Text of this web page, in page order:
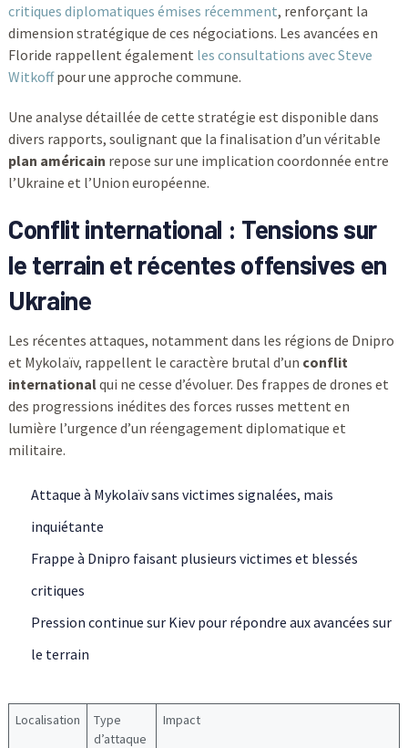
critiques diplomatiques émises récemment, renforçant la
dimension stratégique de ces négociations. Les avancées en
Floride rappellent également les consultations avec Steve
Witkoffpour une approche commune.
Une analyse détaillée de cette stratégie est disponible dans
divers rapports, soulignant que la finalisation d’un véritable
plan américain repose sur une implication coordonnée entre
l’Ukraine et l’Union européenne.
Conflit international : Tensions sur
le terrain et récentes offensives en
Ukraine
Les récentes attaques, notamment dans les régions de Dnipro
et Mykolaïv, rappellent le caractère brutal d’un conflit
internationalqui ne cesse d’évoluer. Des frappes de drones et
des progressions inédites des forces russes mettent en
lumière l’urgence d’un réengagement diplomatique et
militaire.
Attaque à Mykolaïv sans victimes signalées, mais
inquiétante
Frappe à Dnipro faisant plusieurs victimes et blessés
critiques
Pression continue sur Kiev pour répondre aux avancées sur
le terrain
Localisation
Type
d’attaque
Impact